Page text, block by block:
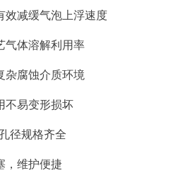
效减缓气泡上浮速度
气体溶解利用率
杂腐蚀介质环境
不易变形损坏
径规格齐全
，维护便捷